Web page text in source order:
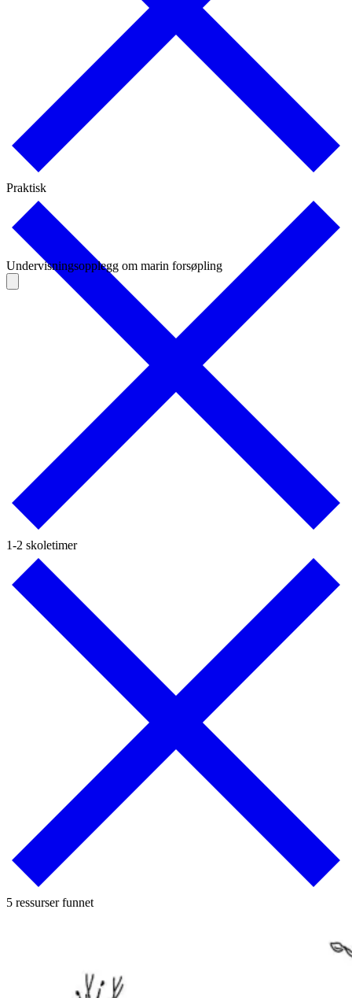
Undervisningsopplegg om marin forsøpling
Praktisk
1-2 skoletimer
5 ressurser funnet